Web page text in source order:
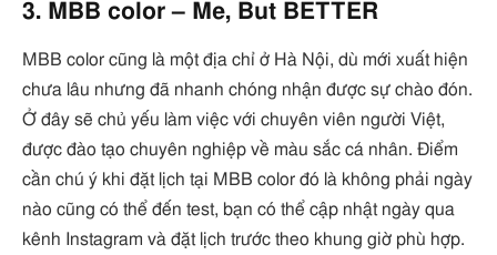
3. MBB color – Me, But BETTER
MBB color cũng là một địa chỉ ở Hà Nội, dù mới xuất hiện
chưa lâu nhưng đã nhanh chóng nhận được sự chào đón.
Ở đây sẽ chủ yếu làm việc với chuyên viên người Việt,
được đào tạo chuyên nghiệp về màu sắc cá nhân. Điểm
cần chú ý khi đặt lịch tại MBB color đó là không phải ngày
nào cũng có thể đến test, bạn có thể cập nhật ngày qua
kênh Instagram và đặt lịch trước theo khung giờ phù hợp.